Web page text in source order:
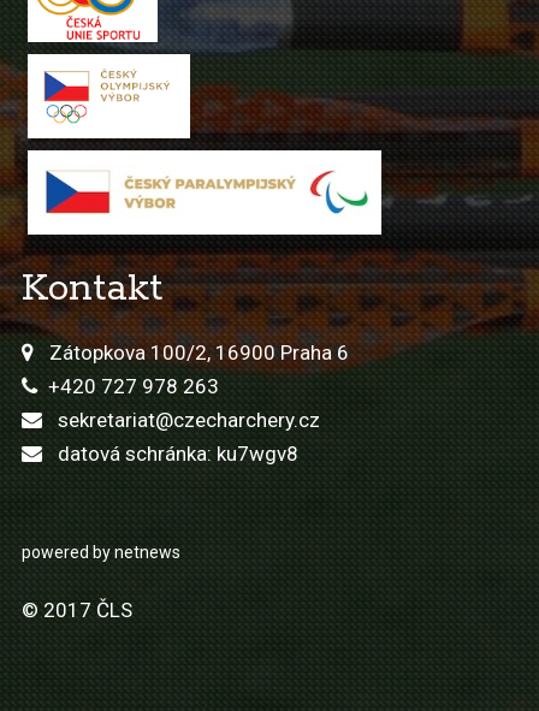
Kontakt
Zátopkova 100/2, 16900 Praha 6
+420 727 978 263
sekretariat@czecharchery.cz
datová schránka: ku7wgv8
powered by netnews
© 2017 ČLS